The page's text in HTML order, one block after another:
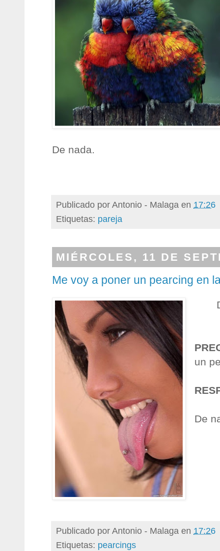
De nada.
Publicado porAntonio - Malaga en 17:26
Etiquetas: pareja
MIÉRCOLES, 11 DE
Me voy a poner un pearcing en
un
De
Publicado porAntonio - Malaga en 17:26
Etiquetas: pearcings